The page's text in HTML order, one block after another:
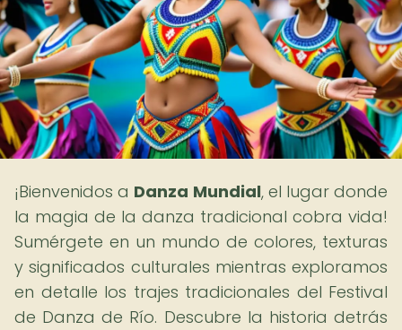
¡Bienvenidos a Danza Mundial, el lugar donde
la magia de la danza tradicional cobra vida!
Sumérgete en un mundo de colores, texturas
y significados culturales mientras exploramos
en detalle los trajes tradicionales del Festival
de Danza de Río. Descubre la historia detrás